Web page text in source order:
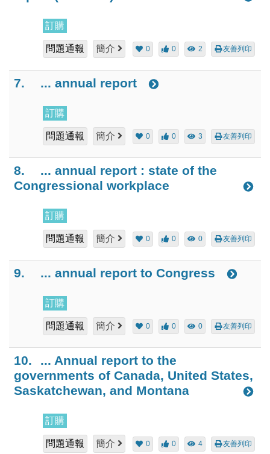
訂購
問題通報 簡介 0 0 2 友善列印
7. ... annual report
訂購
問題通報 簡介 0 0 3 友善列印
8.
... annual report : state of the
Congressional workplace
訂購
問題通報 簡介 0 0 0 友善列印
9. ... annual report to Congress
訂購
問題通報 簡介 0 0 0 友善列印
10.
... Annual report to the
governments of Canada, United States,
Saskatchewan, and Montana
訂購
問題通報 簡介 0 0 4 友善列印